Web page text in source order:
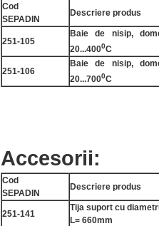
Cod
SEPADIN
Descriere produs
251-105
Baie de nisip,
20...4000C
251-106
Baie de nisip,
20...7000C
Accesorii:
Cod
SEPADIN
Descriere produs
251-141
Tija suport cu
L= 660mm